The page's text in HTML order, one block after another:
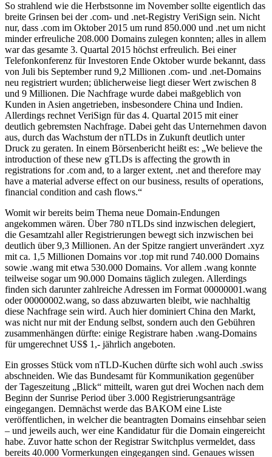
So strahlend wie die Herbstsonne im November sollte eigentlich das
breite Grinsen bei der .com- und .net-Registry VeriSign sein. Nicht
nur, dass .com im Oktober 2015 um rund 850.000 und .net um nicht
minder erfreuliche 208.000 Domains zulegen konnten; alles in allem
war das gesamte 3. Quartal 2015 höchst erfreulich. Bei einer
Telefonkonferenz für Investoren Ende Oktober wurde bekannt, dass
von Juli bis September rund 9,2 Millionen .com- und .net-Domains
neu registriert wurden; üblicherweise liegt dieser Wert zwischen 8
und 9 Millionen. Die Nachfrage wurde dabei maßgeblich von
Kunden in Asien angetrieben, insbesondere China und Indien.
Allerdings rechnet VeriSign für das 4. Quartal 2015 mit einer
deutlich gebremsten Nachfrage. Dabei geht das Unternehmen davon
aus, durch das Wachstum der nTLDs in Zukunft deutlich unter
Druck zu geraten. In einem Börsenbericht heißt es: „We believe the
introduction of these new gTLDs is affecting the growth in
registrations for .com and, to a larger extent, .net and therefore may
have a material adverse effect on our business, results of operations,
financial condition and cash flows.“
Womit wir bereits beim Thema neue Domain-Endungen
angekommen wären. Über 780 nTLDs sind inzwischen delegiert,
die Gesamtzahl aller Registrierungen bewegt sich inzwischen bei
deutlich über 9,3 Millionen. An der Spitze rangiert unverändert .xyz
mit ca. 1,5 Millionen Domains vor .top mit rund 740.000 Domains
sowie .wang mit etwa 530.000 Domains. Vor allem .wang konnte
teilweise sogar um 90.000 Domains täglich zulegen. Allerdings
finden sich darunter zahlreiche Adressen im Format 00000001.wang
oder 00000002.wang, so dass abzuwarten bleibt, wie nachhaltig
diese Nachfrage sein wird. Auch hier dominiert China den Markt,
was nicht nur mit der Endung selbst, sondern auch den Gebühren
zusammenhängen dürfte: einige Registrare haben .wang-Domains
für umgerechnet US$ 1,- jährlich angeboten.
Ein grosses Stück vom nTLD-Kuchen dürfte sich wohl auch .swiss
abschneiden. Wie das Bundesamt für Kommunikation gegenüber
der Tageszeitung „Blick“ mitteilt, waren gut drei Wochen nach dem
Beginn der Sunrise Period über 3.000 Registrierungsanträge
eingegangen. Demnächst werde das BAKOM eine Liste
veröffentlichen, in welcher die beantragten Domains einsehbar seien
– und jeweils auch, wer eine Kandidatur für die Domain eingereicht
habe. Zuvor hatte schon der Registrar Switchplus vermeldet, dass
bereits 40.000 Vormerkungen eingegangen sind. Genaues wissen